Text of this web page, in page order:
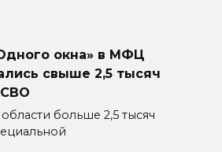
окна» в МФЦ
свыше 2,5 тысяч
СВО
больше 2,5 тысяч